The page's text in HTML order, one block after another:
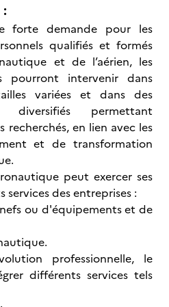
forte demande pour les
qualifiés et formés
et de l’aérien, les
pourront intervenir dans
variées et dans des
diversifiés permettant
recherchés, en lien avec les
et de transformation
peut exercer ses
des entreprises :
ou d'équipements et de
professionnelle, le
différents services tels